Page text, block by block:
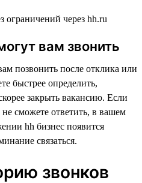
вам звонить
позвонить после отклика или
быстрее определить,
закрыть вакансию. Если
сможете ответить, в вашем
hh бизнес появится
связаться.
звонков